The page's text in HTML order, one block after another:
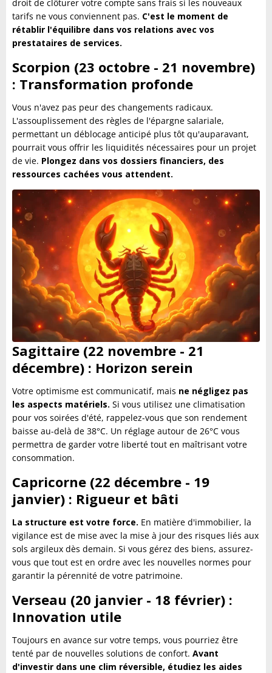
droit de clôturer votre compte sans frais si les nouveaux
tarifs ne vous conviennent pas. C'est le moment de
rétablir l'équilibre dans vos relations avec vos
prestataires de services.
Scorpion (23 octobre - 21 novembre)
: Transformation profonde
Vous n'avez pas peur des changements radicaux.
L'assouplissement des règles de l'épargne salariale,
permettant un déblocage anticipé plus tôt qu'auparavant,
pourrait vous offrir les liquidités nécessaires pour un projet
de vie. Plongez dans vos dossiers financiers, des
ressources cachées vous attendent.
Sagittaire (22 novembre - 21
décembre) : Horizon serein
Votre optimisme est communicatif, mais ne négligez pas
les aspects matériels. Si vous utilisez une climatisation
pour vos soirées d'été, rappelez-vous que son rendement
baisse au-delà de 38°C. Un réglage autour de 26°C vous
permettra de garder votre liberté tout en maîtrisant votre
consommation.
Capricorne (22 décembre - 19
janvier) : Rigueur et bâti
La structure est votre force. En matière d'immobilier, la
vigilance est de mise avec la mise à jour des risques liés aux
sols argileux dès demain. Si vous gérez des biens, assurez-
vous que tout est en ordre avec les nouvelles normes pour
garantir la pérennité de votre patrimoine.
Verseau (20 janvier - 18 février) :
Innovation utile
Toujours en avance sur votre temps, vous pourriez être
tenté par de nouvelles solutions de confort. Avant
d'investir dans une clim réversible, étudiez les aides